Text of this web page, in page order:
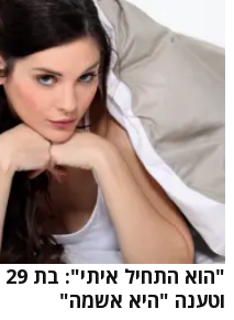
וטענה "היא אשמה"